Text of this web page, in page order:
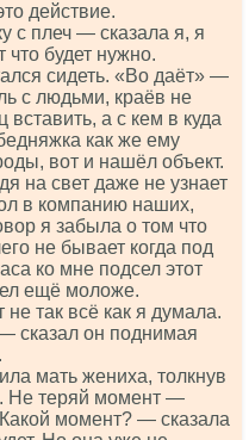
действие.
с плеч — сказала я, я
что будет нужно.
сидеть. «Во даёт» —
с людьми, краёв не
вставить, а с кем в куда
как же ему
вот и нашёл объект.
на свет даже не узнает
в компанию наших,
я забыла о том что
не бывает когда под
ко мне подсел этот
ещё моложе.
так всё как я думала.
он поднимая
мать жениха, толкнув
Не теряй момент —
момент? — сказала